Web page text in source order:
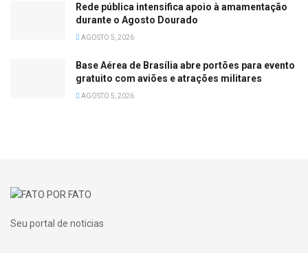
Rede pública intensifica apoio à amamentação
durante o Agosto Dourado
AGOSTO 5, 2026
Base Aérea de Brasília abre portões para evento
gratuito com aviões e atrações militares
AGOSTO 5, 2026
Seu portal de noticias